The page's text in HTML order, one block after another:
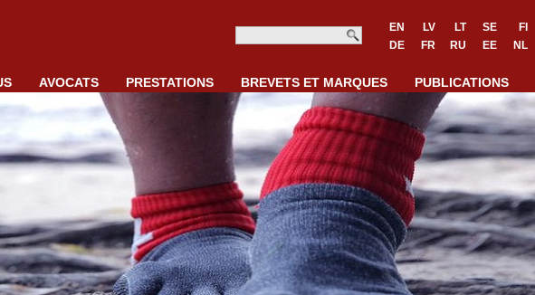
EN LV LT SE FI
DE
FR RU EE NL
AVOCATS PRESTATIONS BREVETS ET MARQUES PUBLICATIONS